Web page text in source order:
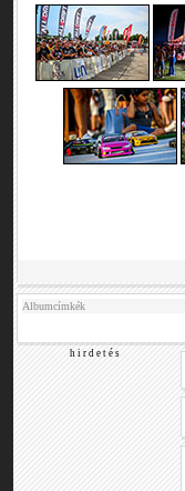
Albumcímkék
h i r d e t é s